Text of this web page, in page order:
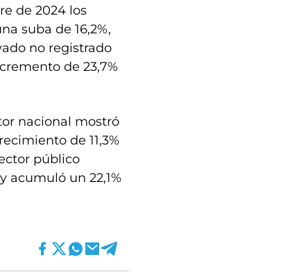
de 2024 los
suba de 16,2%,
no registrado
de 23,7%
nacional mostró
de 11,3%
público
acumuló un 22,1%